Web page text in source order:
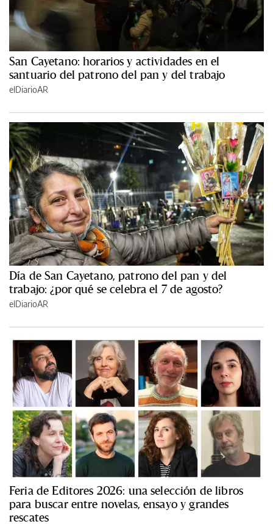
San Cayetano: horarios y actividades en el
santuario del patrono del pan y del trabajo
elDiarioAR
Día de San Cayetano, patrono del pan y del
trabajo: ¿por qué se celebra el 7 de agosto?
elDiarioAR
Feria de Editores 2026: una selección de libros
para buscar entre novelas, ensayo y grandes
rescates